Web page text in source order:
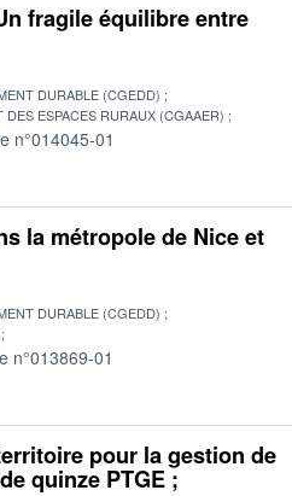
fragile équilibre entre
DURABLE (CGEDD)
ESPACES RURAUX (CGAAER)
n°014045-01
la métropole de Nice et
DURABLE (CGEDD)
n°013869-01
pour la gestion de
quinze PTGE ;